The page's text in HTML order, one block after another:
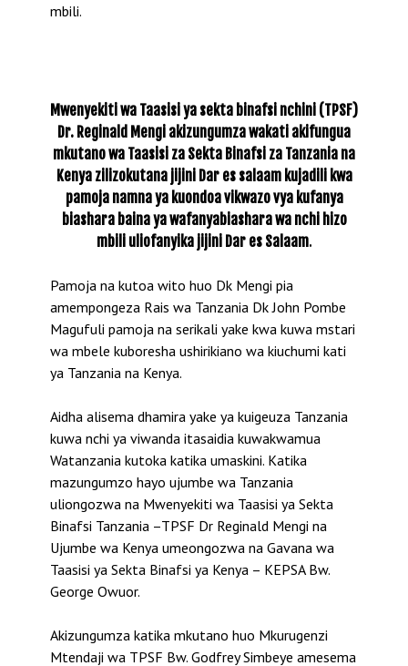
mbili.
Mwenyekiti wa Taasisi ya sekta binafsi nchini (TPSF)
Dr. Reginald Mengi akizungumza wakati akifungua
mkutano wa Taasisi za Sekta Binafsi za Tanzania na
Kenya zilizokutana jijini Dar es salaam kujadili kwa
pamoja namna ya kuondoa vikwazo vya kufanya
biashara baina ya wafanyabiashara wa nchi hizo
mbili uliofanyika jijini Dar es Salaam.
Pamoja na kutoa wito huo Dk Mengi pia
amempongeza Rais wa Tanzania Dk John Pombe
Magufuli pamoja na serikali yake kwa kuwa mstari
wa mbele kuboresha ushirikiano wa kiuchumi kati
ya Tanzania na Kenya.
Aidha alisema dhamira yake ya kuigeuza Tanzania
kuwa nchi ya viwanda itasaidia kuwakwamua
Watanzania kutoka katika umaskini. Katika
mazungumzo hayo ujumbe wa Tanzania
uliongozwa na Mwenyekiti wa Taasisi ya Sekta
Binafsi Tanzania –TPSF Dr Reginald Mengi na
Ujumbe wa Kenya umeongozwa na Gavana wa
Taasisi ya Sekta Binafsi ya Kenya – KEPSA Bw.
George Owuor.
Akizungumza katika mkutano huo Mkurugenzi
Mtendaji wa TPSF Bw. Godfrey Simbeye amesema